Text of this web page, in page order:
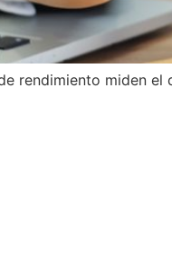
rendimiento miden